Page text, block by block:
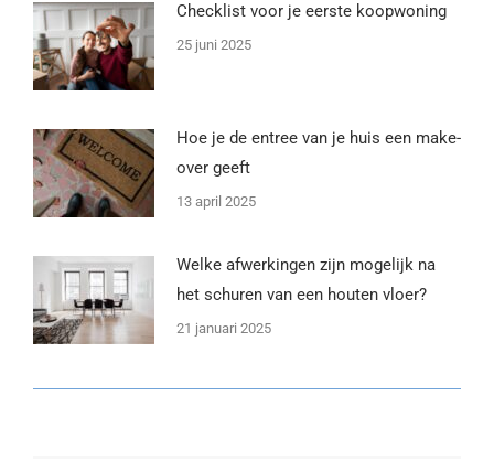
Checklist voor je eerste koopwoning
25 juni 2025
Hoe je de entree van je huis een make-
over geeft
13 april 2025
Welke afwerkingen zijn mogelijk na
het schuren van een houten vloer?
21 januari 2025